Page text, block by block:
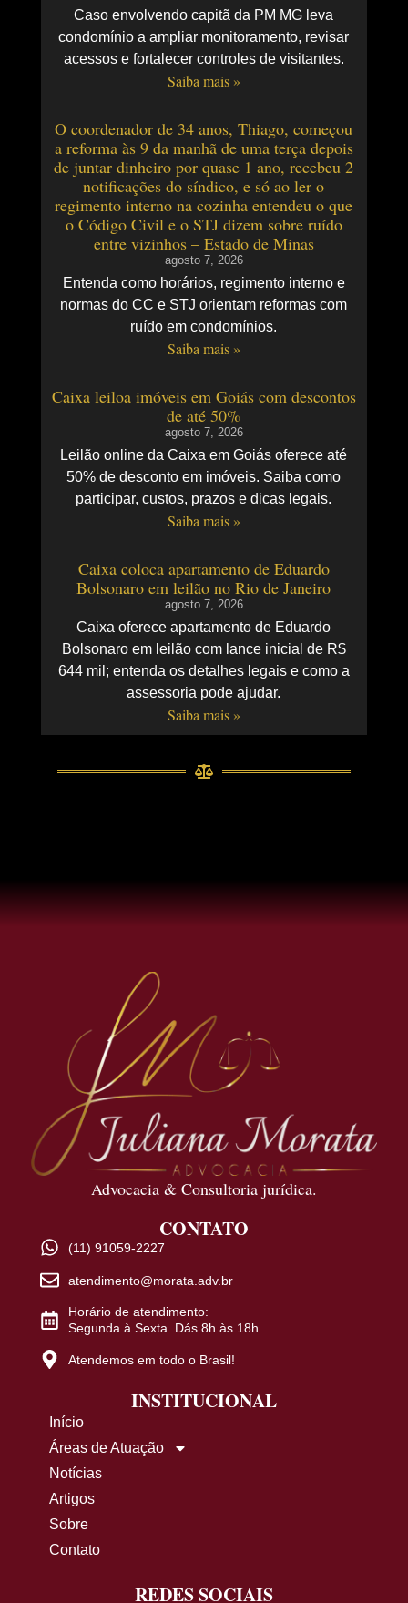
Caso envolvendo capitã da PM MG leva
condomínio a ampliar monitoramento, revisar
acessos e fortalecer controles de visitantes.
Saiba mais »
O coordenador de 34 anos, Thiago, começou
a reforma às 9 da manhã de uma terça depois
de juntar dinheiro por quase 1 ano, recebeu 2
notificações do síndico, e só ao ler o
regimento interno na cozinha entendeu o que
o Código Civil e o STJ dizem sobre ruído
entre vizinhos – Estado de Minas
agosto 7, 2026
Entenda como horários, regimento interno e
normas do CC e STJ orientam reformas com
ruído em condomínios.
Saiba mais »
Caixa leiloa imóveis em Goiás com descontos
de até 50%
agosto 7, 2026
Leilão online da Caixa em Goiás oferece até
50% de desconto em imóveis. Saiba como
participar, custos, prazos e dicas legais.
Saiba mais »
Caixa coloca apartamento de Eduardo
Bolsonaro em leilão no Rio de Janeiro
agosto 7, 2026
Caixa oferece apartamento de Eduardo
Bolsonaro em leilão com lance inicial de R$
644 mil; entenda os detalhes legais e como a
assessoria pode ajudar.
Saiba mais »
Advocacia & Consultoria jurídica.
CONTATO
(11) 91059-2227
atendimento@morata.adv.br
Horário de atendimento:
Segunda à Sexta. Dás 8h às 18h
Atendemos em todo o Brasil!
INSTITUCIONAL
Início
Áreas de Atuação
Notícias
Artigos
Sobre
Contato
REDES SOCIAIS